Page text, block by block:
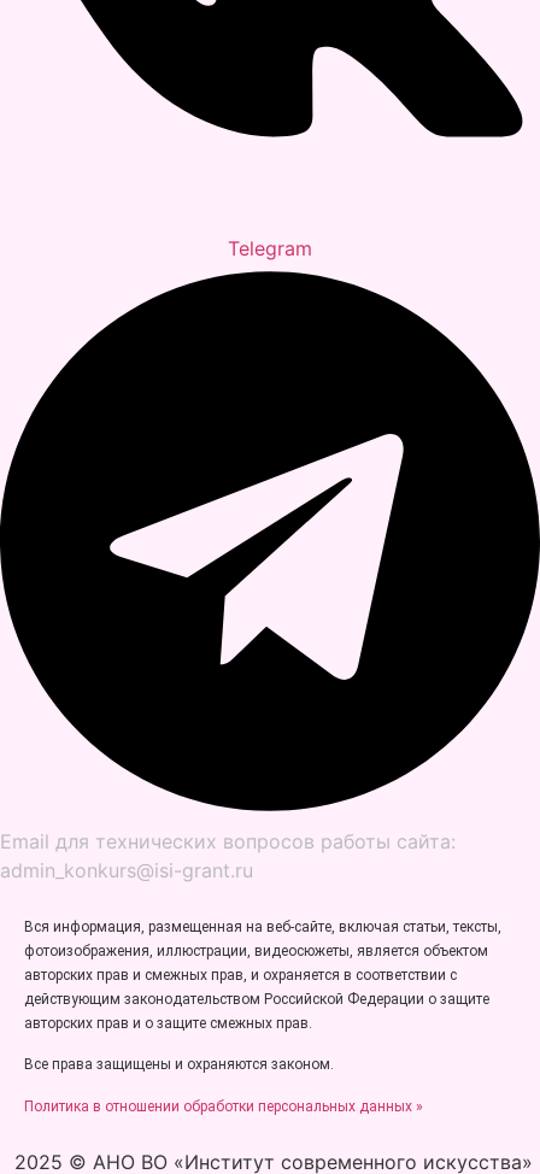
Telegram
Email для технических вопросов работы сайта:
admin_konkurs@isi-grant.ru
Вся информация, размещенная на веб-сайте, включая статьи, тексты,
фотоизображения, иллюстрации, видеосюжеты, является объектом
авторских прав и смежных прав, и охраняется в соответствии с
действующим законодательством Российской Федерации о защите
авторских прав и о защите смежных прав.
Все права защищены и охраняются законом.
Политика в отношении обработки персональных данных »
2025 © АНО ВО «Институт современного искусства»